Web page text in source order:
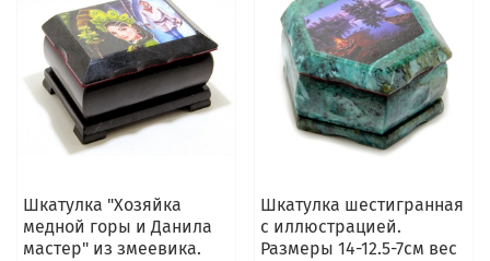
Шкатулка "Хозяйка
медной горы и Данила
мастер" из змеевика.
Шкатулка шестигранная
с иллюстрацией.
Размеры 14-12.5-7см вес